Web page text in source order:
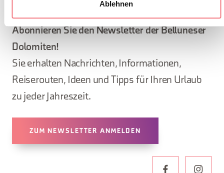
Ablehnen
Abonnieren Sie den Newsletter der Belluneser
Dolomiten!
Sie erhalten Nachrichten, Informationen,
Reiserouten, Ideen und Tipps für Ihren Urlaub
zu jeder Jahreszeit.
ZUM NEWSLETTER ANMELDEN